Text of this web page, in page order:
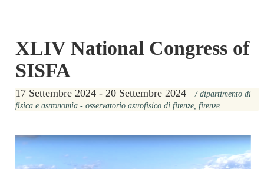
Attività
Pubblicazioni
Notizie
Contatti
XLIV National Congress of
SISFA
17 Settembre 2024 - 20 Settembre 2024
/ dipartimento di
fisica e astronomia - osservatorio astrofisico di firenze, firenze